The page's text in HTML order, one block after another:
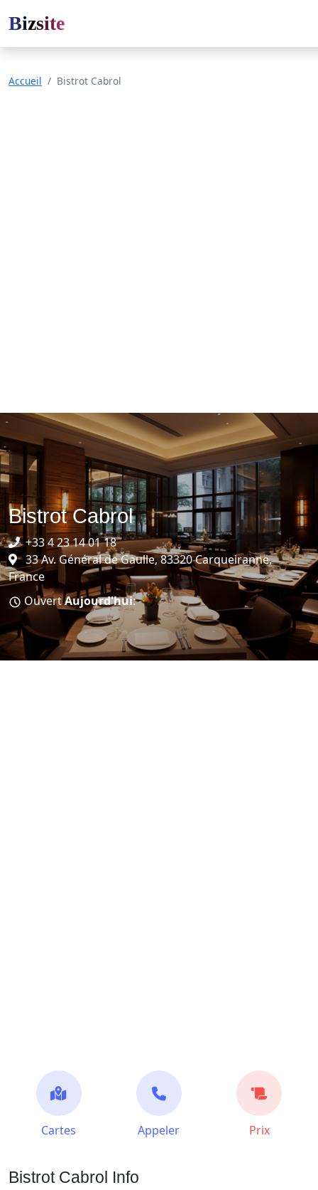
Bizsite
Accueil Bistrot Cabrol
Bistrot Cabrol
+33 4 23 14 01 18
33 Av. Général de Gaulle, 83320 Carqueiranne,
France
OuvertAujourd'hui: -
Cartes Appeler Prix
Bistrot Cabrol Info